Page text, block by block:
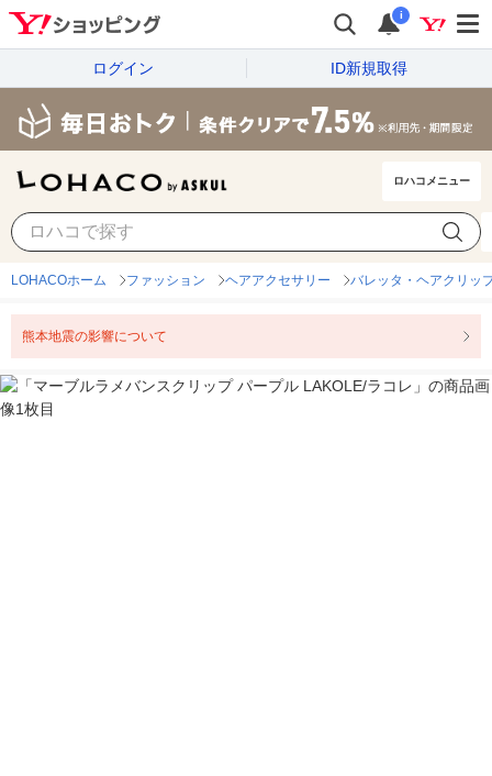
i
ログイン ID新規取得
ロハコメニュー
LOHACOホーム ファッション ヘアアクセサリー バレッタ・ヘアクリッ
熊本地震の影響について